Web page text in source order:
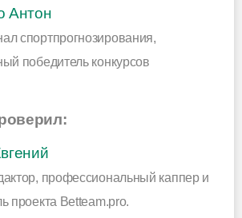
Антон
спортпрогнозирования,
победитель конкурсов
профессиональный каппер и
проекта Betteam.pro.